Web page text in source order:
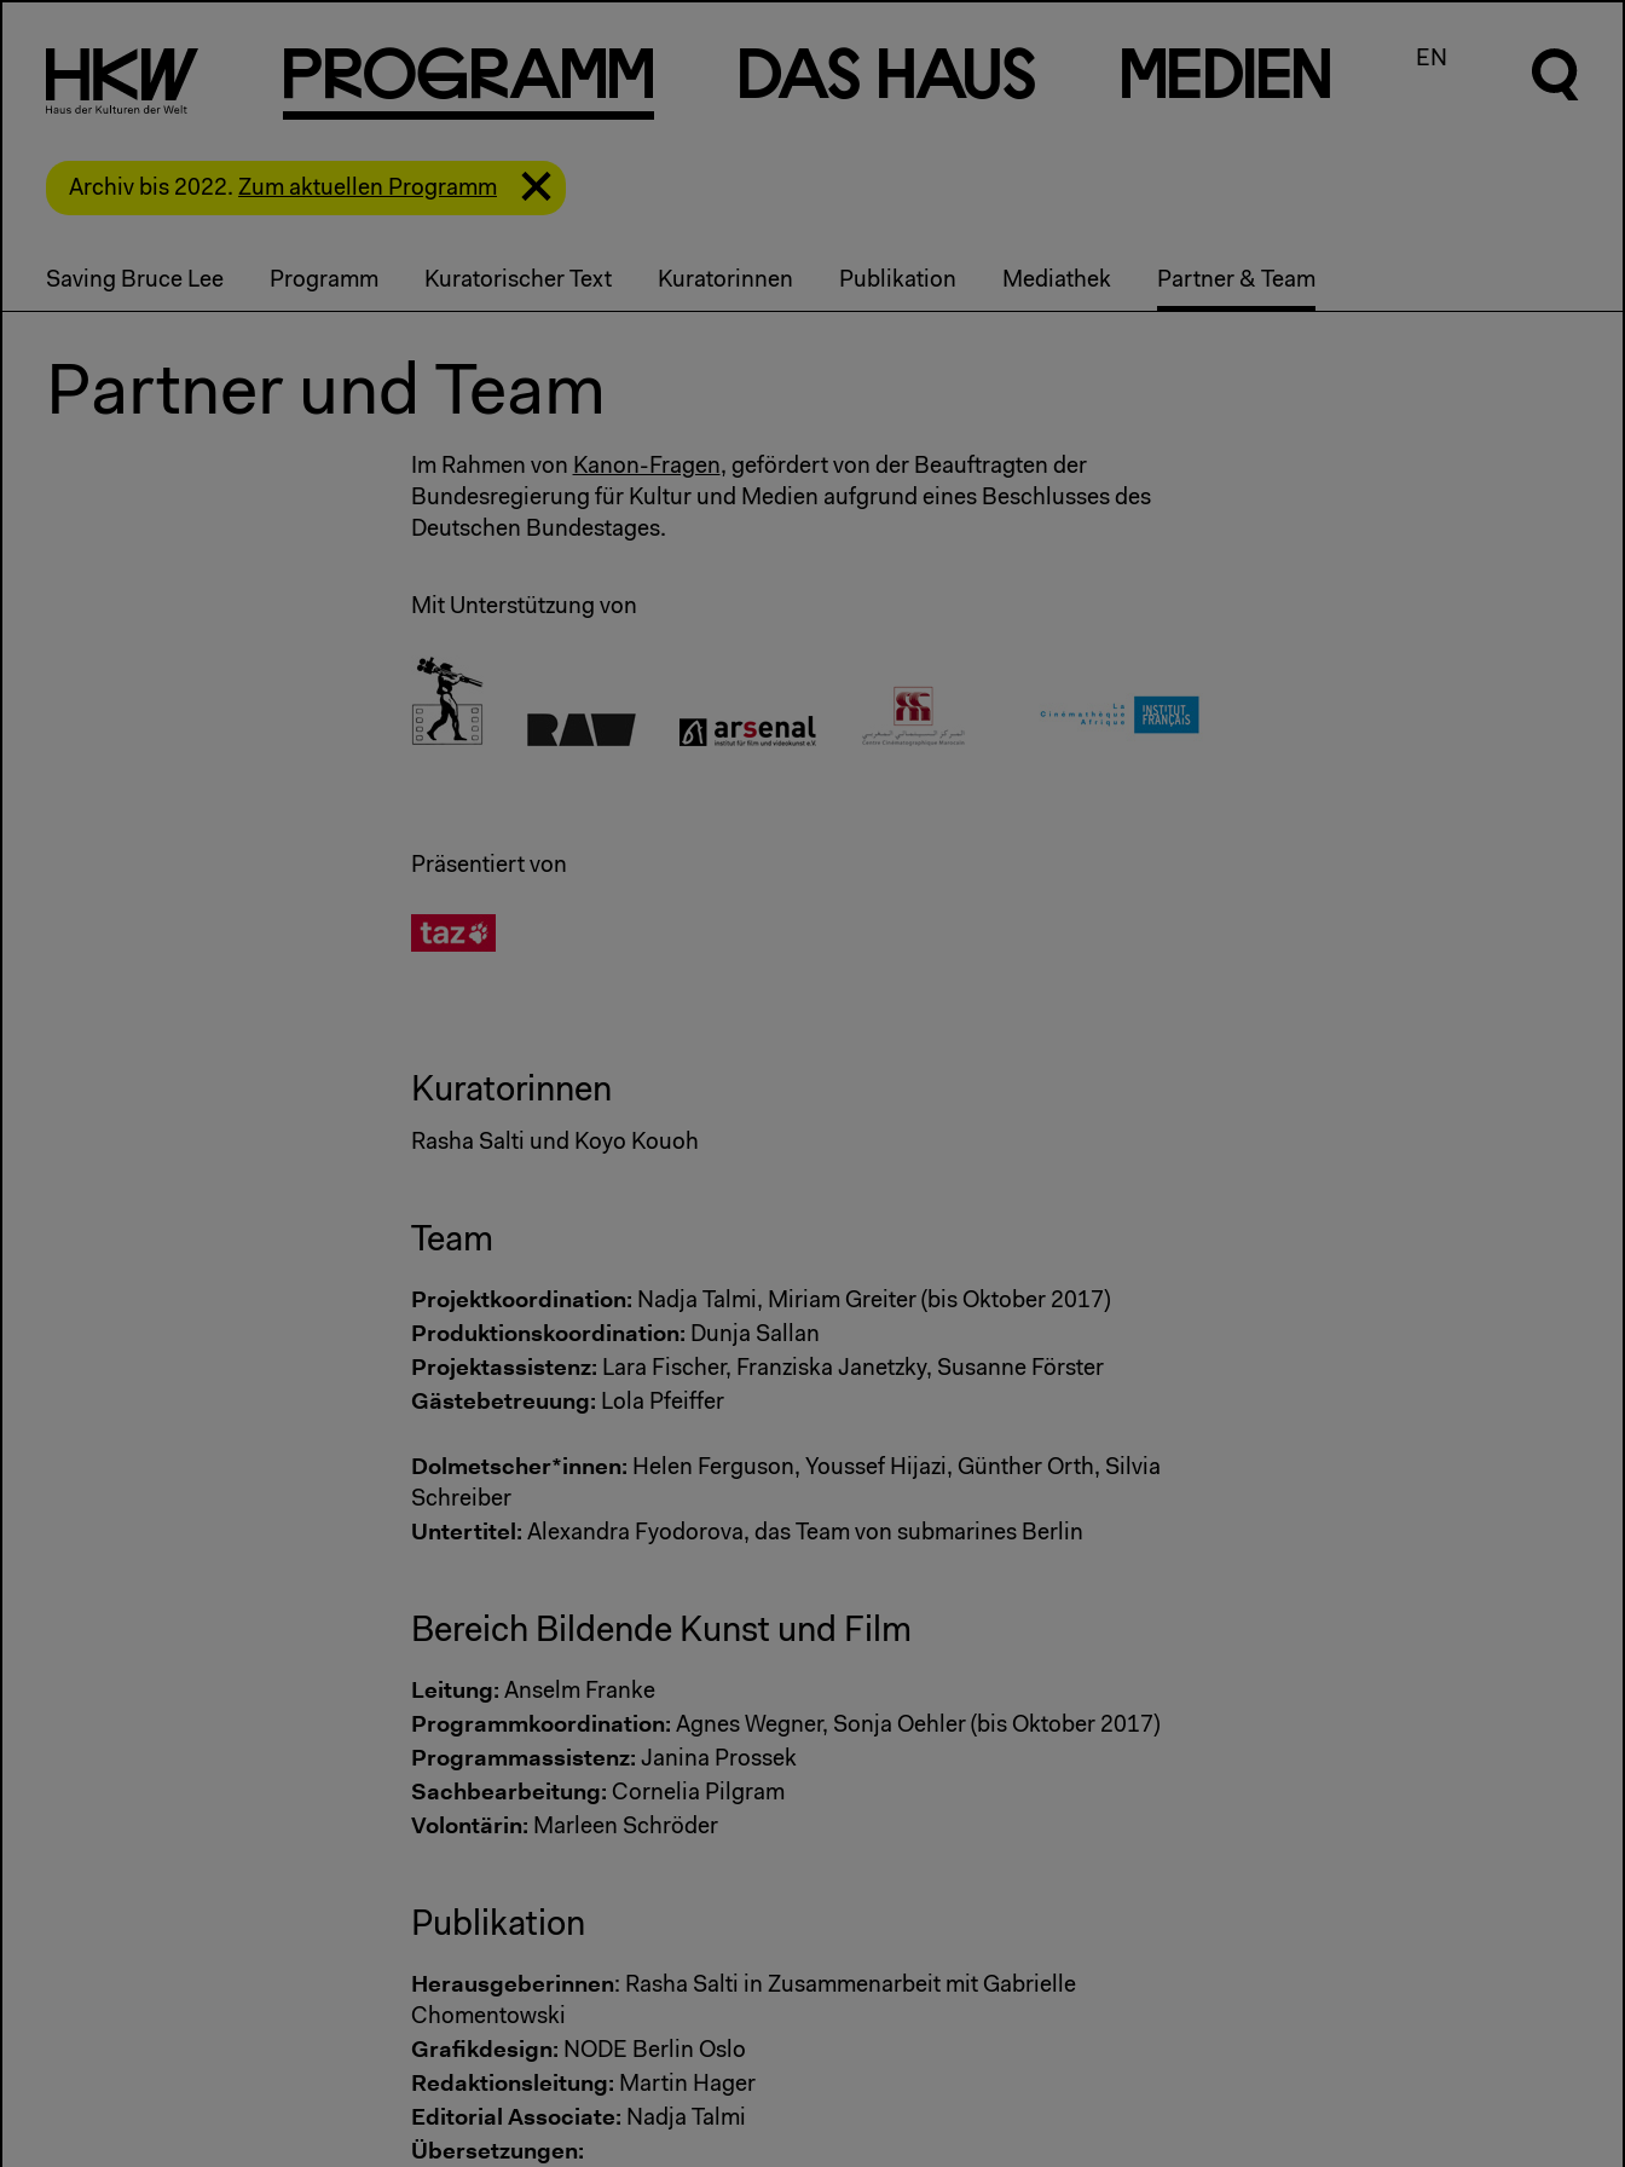
PRog Ram m Das Haus m e d en EN
Archiv bis 2022. Zum aktuellen Programm
Saving Bruce Lee Programm Kuratorischer Text Kuratorinnen Publikation Mediathek Partner & Team
Partner und Team
Im Rahmen von Kanon-Fragen, gefördert von der Beauftragten der
Bundesregierung für Kultur und Medien aufgrund eines Beschlusses des
Deutschen Bundestages.
Mit Unterstützung von
Präsentiert von
Kuratorinnen
Rasha Salti und Koyo Kouoh
Team
Projektkoordination: Nadja Talmi, Miriam Greiter (bis Oktober 2017)
Produktionskoordination: Dunja Sallan
Projektassistenz: Lara Fischer, Franziska Janetzky, Susanne Förster
Gästebetreuung: Lola Pfeiffer
Dolmetscher*innen: Helen Ferguson, Youssef Hijazi, Günther Orth, Silvia
Schreiber
Untertitel: Alexandra Fyodorova, das Team von submarines Berlin
Bereich Bildende Kunst und Film
Leitung: Anselm Franke
Programmkoordination: Agnes Wegner, Sonja Oehler (bis Oktober 2017)
Programmassistenz: Janina Prossek
Sachbearbeitung: Cornelia Pilgram
Volontärin: Marleen Schröder
Publikation
Herausgeberinnen: Rasha Salti in Zusammenarbeit mit Gabrielle
Chomentowski
Grafikdesign: NODE Berlin Oslo
Redaktionsleitung: Martin Hager
Editorial Associate: Nadja Talmi
Übersetzungen: